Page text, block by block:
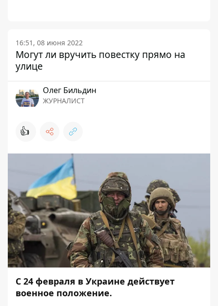
16:51, 08 июня 2022
Могут ли вручить повестку прямо на
улице
Олег Бильдин
ЖУРНАЛИСТ
👍
С 24 февраля в Украине действует
военное положение.